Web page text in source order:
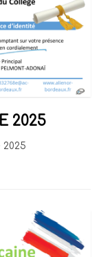
2025
2025